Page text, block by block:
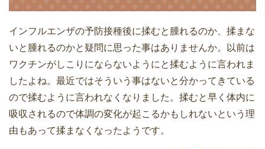
インフルエンザの予防接種後に揉むと腫れるのか、揉まな
いと腫れるのかと疑問に思った事はありませんか。以前は
ワクチンがしこりにならないようにと揉むように言われま
したよね。最近ではそういう事はないと分かってきている
ので揉むように言われなくなりました。揉むと早く体内に
吸収されるので体調の変化が起こるかもしれないという理
由もあって揉まなくなったようです。